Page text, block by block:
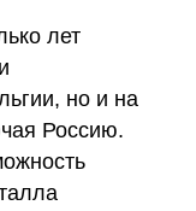
лет
но и на
Россию.